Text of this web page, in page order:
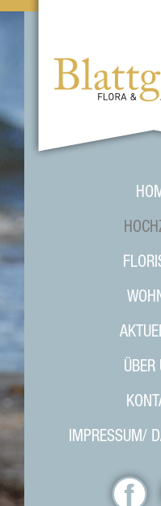
ÜBER
IMPRESSUM/